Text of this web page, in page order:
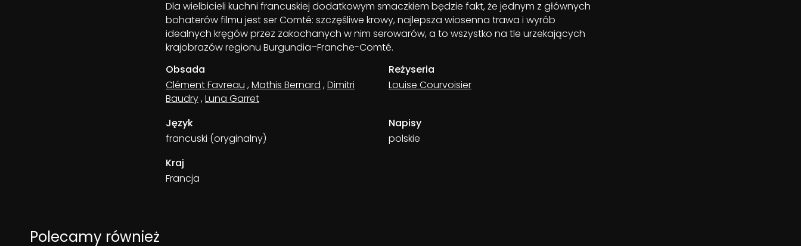
Dla wielbicieli kuchni francuskiej dodatkowym smaczkiem będzie fakt, że jednym z głównych
bohaterów filmu jest ser Comté: szczęśliwe krowy, najlepsza wiosenna trawa i wyrób
idealnych kręgów przez zakochanych w nim serowarów, a to wszystko na tle urzekających
krajobrazów regionu Burgundia–Franche-Comté.
Obsada
Clément Favreau ,Mathis Bernard ,Dimitri
Baudry,Luna Garret
Reżyseria
Louise Courvoisier
Język
francuski (oryginalny)
Napisy
polskie
Kraj
Francja
Polecamy również